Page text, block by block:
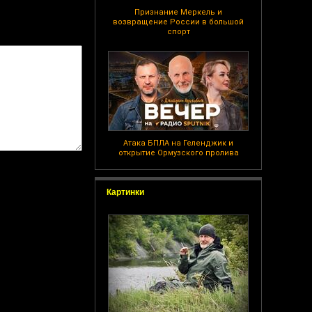
Признание Меркель и
возвращение России в большой
спорт
Атака БПЛА на Геленджик и
открытие Ормузского пролива
Картинки